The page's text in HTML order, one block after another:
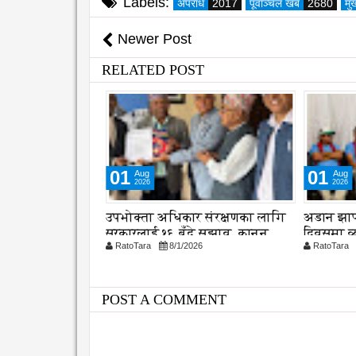
अपराध 2017 पूर्वाञ्चल खब 2680
Newer Post
RELATED POST
01 Aug
2026
अडान झापाको २१ औ स्थापना
दिवसमा व्यवसायिक दक्षता,
विश्वसनीयता र गुणस्तरमा जोड
RatoTara 8/1/2026
02 Aug
2026
एभरेष्टको
प्रकृति र
RatoTara
POST A COMMENT